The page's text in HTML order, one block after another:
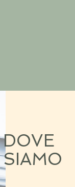
DOVE
SIAMO